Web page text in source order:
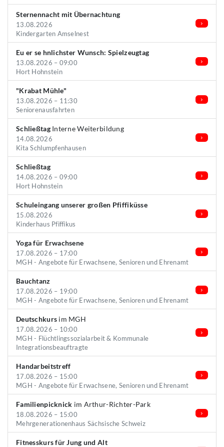
Sternennacht mit Übernachtung
13.08.2026
Kindergarten Amselnest
Eu er se hnlichster Wunsch: Spielzeugtag
13.08.2026 – 09:00
Hort Hohnstein
"Krabat Mühle"
13.08.2026 – 11:30
Seniorenausfahrten
SchließtagInterne Weiterbildung
14.08.2026
Kita Schlumpfenhausen
Schließtag
14.08.2026 – 09:00
Hort Hohnstein
Schuleingang unserer großen Pfiffiküsse
15.08.2026
Kinderhaus Pfiffikus
Yoga für Erwachsene
17.08.2026 – 17:00
MGH - Angebote für Erwachsene, Senioren und Ehrenamt
Bauchtanz
17.08.2026 – 19:00
MGH - Angebote für Erwachsene, Senioren und Ehrenamt
Deutschkurs im MGH
17.08.2026 – 10:00
MGH - Flüchtlingssozialarbeit & Kommunale
Integrationsbeauftragte
Handarbeitstreff
17.08.2026 – 15:00
MGH - Angebote für Erwachsene, Senioren und Ehrenamt
Familienpicknick im Arthur-Richter-Park
18.08.2026 – 15:00
Mehrgenerationenhaus Sächsische Schweiz
Fitnesskurs für Jung und Alt